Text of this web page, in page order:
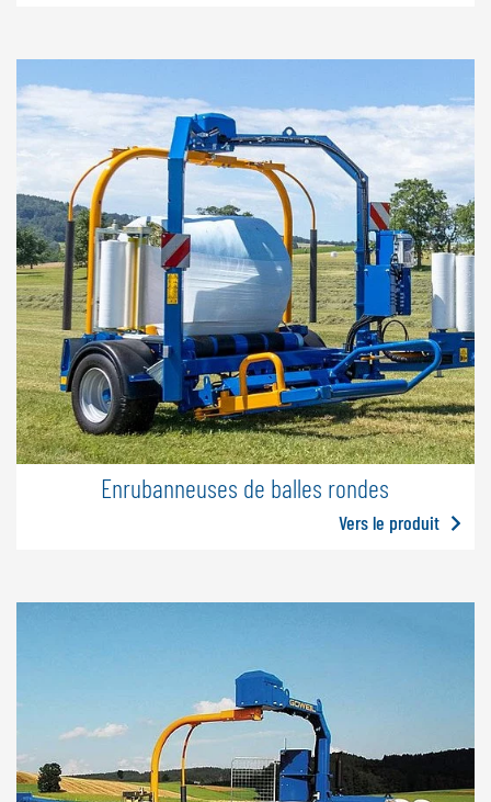
Enrubanneuses de balles rondes
Vers le produit